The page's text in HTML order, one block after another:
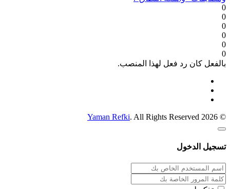
0
0
0
0
0
0
بالفعل كان رد فعل لهذا المنصب.
© 2026
Yaman Refki. All Rights Reserved
تسجيل الدخول